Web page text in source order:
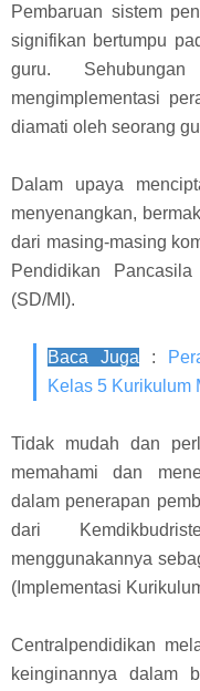
Pembaruan sistem
signifikan bertumpu
guru.
mengimplementasi
diamati oleh seorang
Dalam upaya
menyenangkan,
dari masing-masing
Pendidikan
(SD/MI).
Baca Juga :
Kelas 5 Kurikulum
Tidak mudah dan
memahami dan
dalam penerapan
dari
menggunakannya
(Implementasi
Centralpendidikan
keinginannya dalam